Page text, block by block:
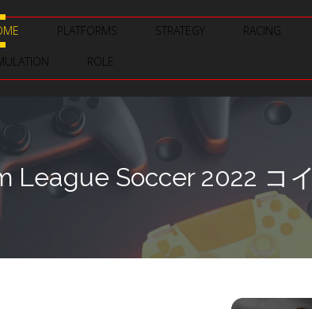
PLATFORMS STRATEGY RACING
ROLE
League Soccer 2022 コ